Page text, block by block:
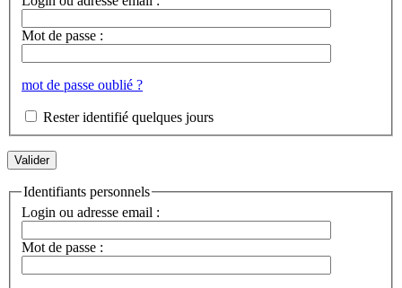
Mot de passe :
mot de passe oublié ?
Rester identifié quelques jours
Identifiants personnels
Login ou adresse email :
Mot de passe :